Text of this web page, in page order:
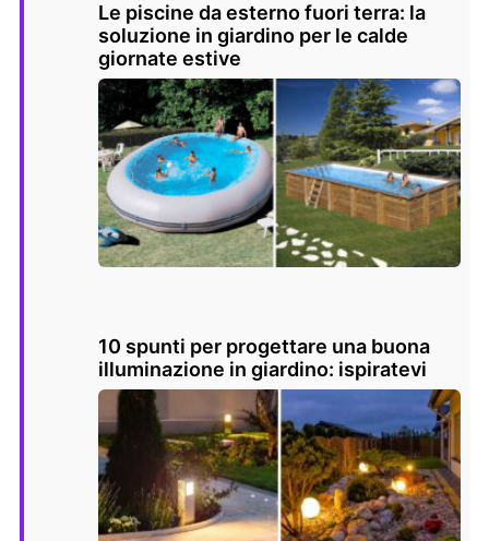
Le piscine da esterno fuori terra: la
soluzione in giardino per le calde
giornate estive
10 spunti per progettare una buona
illuminazione in giardino: ispiratevi